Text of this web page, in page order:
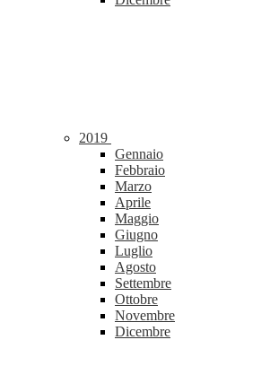
2019
Gennaio
Febbraio
Marzo
Aprile
Maggio
Giugno
Luglio
Agosto
Settembre
Ottobre
Novembre
Dicembre